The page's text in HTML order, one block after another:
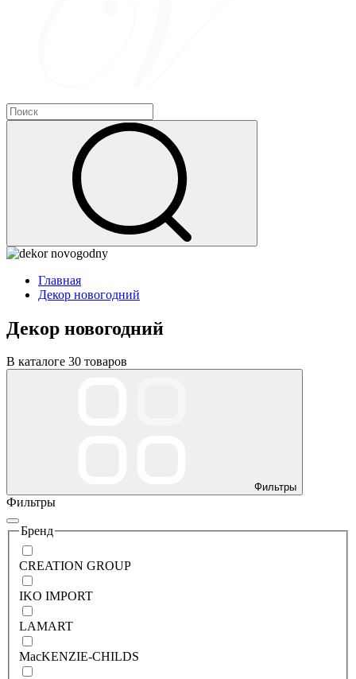
Главная
Декор новогодний
Декор новогодний
В каталоге 30 товаров
Фильтры
Фильтры
Бренд
CREATION GROUP
IKO IMPORT
LAMART
MacKENZIE-CHILDS